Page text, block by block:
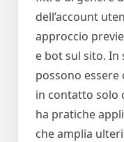
dell’account
approccio
e bot sul sito.
possono
in contatto solo
ha pratiche
che amplia